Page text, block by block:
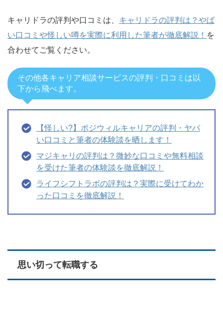
キャリドラの評判や口コミは、 キャリドラの評判は？やば
い口コミや怪しい噂を実際に利用した筆者が徹底解説！ を
合わせてご覧ください。
その他各キャリア相談サービスの評判・口コミは以
下から飛べます。
【怪しい?】ポジウィルキャリアの評判・ヤバ
い口コミと筆者の体験談を晒します！
マジキャリの評判は？微妙な口コミや無料相談
を受けた筆者の体験談を徹底解説！
ライフシフトラボの評判は？実際に受けてわか
った口コミを徹底解説！
思い切って転職する